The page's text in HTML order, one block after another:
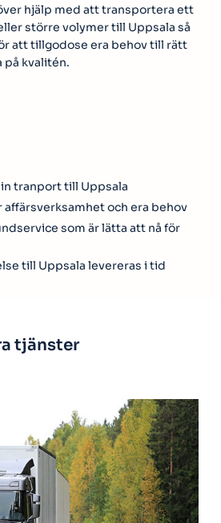
hjälp med att transportera ett
större volymer till Uppsala så
att tillgodose era behov till rätt
på kvalitén.
tranport till Uppsala
affärsverksamhet och era behov
som är lätta att nå för
till Uppsala levereras i tid
tjänster